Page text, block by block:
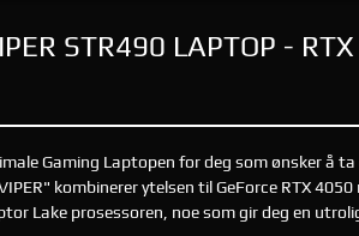
STR490 LAPTOP -
Gaming Laptopen for deg som ønsker å
kombinerer ytelsen til GeForce RTX 4050
Lake prosessoren, noe som gir deg en